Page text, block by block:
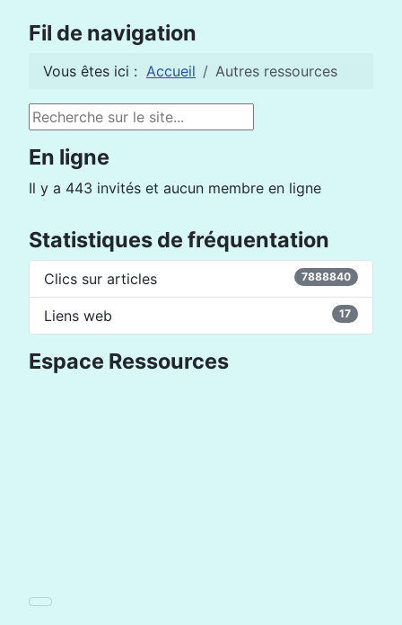
Espace Ressources
Fil de navigation
Vous êtes ici : Accueil Autres ressources
Rechercher
En ligne
Il y a 443 invités et aucun membre en ligne
Statistiques de fréquentation
Clics sur articles 7888840
Liens web 17